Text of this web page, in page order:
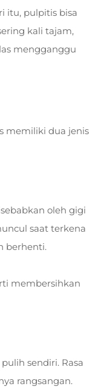
itu, pulpitis bisa
kali tajam,
mengganggu
memiliki dua jenis
oleh gigi
saat terkena
berhenti.
membersihkan
sendiri. Rasa
rangsangan.